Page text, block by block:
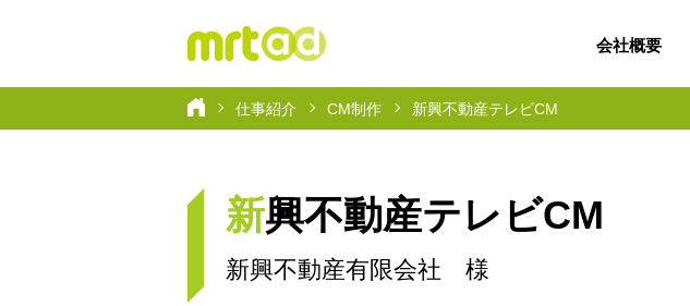
会社概要
仕事紹介 CM制作 新興不動産テレビCM
新興不動産テレビCM
新興不動産有限会社 様